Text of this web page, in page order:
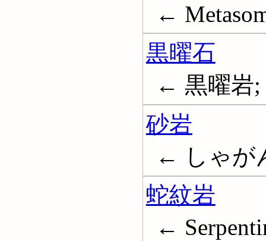
←
黒曜石
← 黒曜岩;
砂岩
← しゃが
蛇紋岩
←